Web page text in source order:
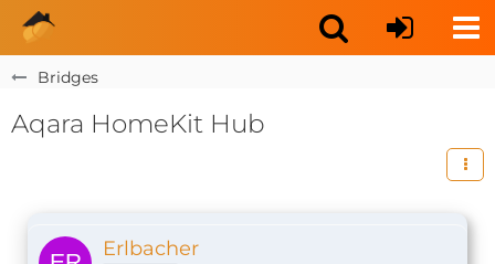
Bridges
Aqara HomeKit Hub
Erlbacher